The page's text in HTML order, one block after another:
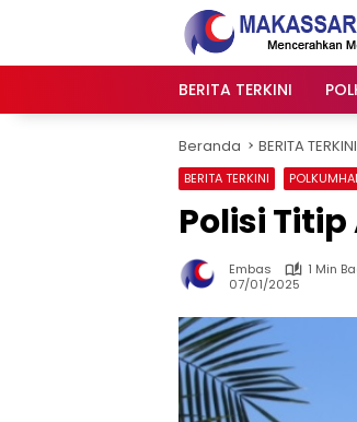
BERITA TERKINI
Beranda BERITA TERKINI
BERITA TERKINI
Polisi
Embas
1 Min
07/01/2025